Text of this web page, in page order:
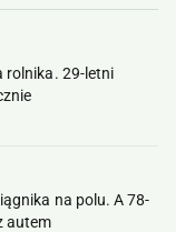
rolnika. 29-letni
na polu. A 78-
autem